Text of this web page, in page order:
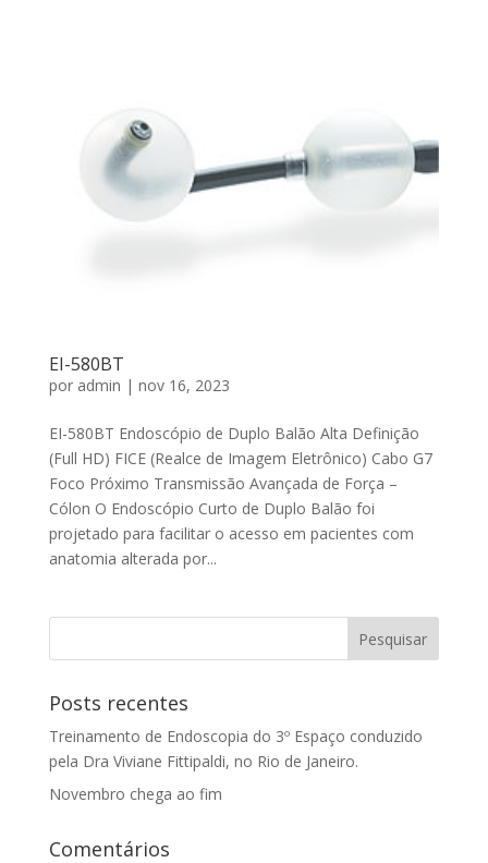
EI-580BT
por admin | nov 16, 2023
EI-580BT Endoscópio de Duplo Balão Alta Definição
(Full HD) FICE (Realce de Imagem Eletrônico) Cabo G7
Foco Próximo Transmissão Avançada de Força –
Cólon O Endoscópio Curto de Duplo Balão foi
projetado para facilitar o acesso em pacientes com
anatomia alterada por...
Posts recentes
Treinamento de Endoscopia do 3º Espaço conduzido
pela Dra Viviane Fittipaldi, no Rio de Janeiro.
Novembro chega ao fim
Comentários